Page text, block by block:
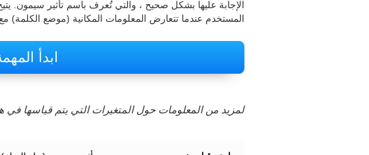
الإجابة عليها بشكل صحيح ، والتي تُعرف باسم تأثير سيمون.
المستخدم عندما تتعارض المعلومات المكانية (موضع الكلمة) مع
ابدأ
لمزيد من المعلومات حول المتغيرات التي يتم قياسها في